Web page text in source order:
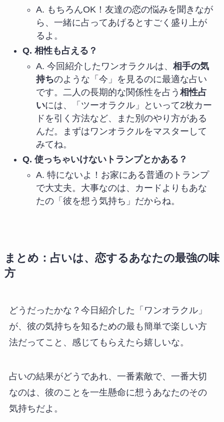
A. もちろんOK！友達の恋の悩みを聞きなが
ら、一緒に占ってあげるとすごく盛り上が
るよ。
Q. 相性も占える？
A. 今回紹介したワンオラクルは、 相手の気
持ちのような「今」を見るのに最適な占い
です。二人の長期的な関係性を占う 相性占
いには、「ツーオラクル」といって2枚カー
ドを引く方法など、また別のやり方がある
んだ。まずはワンオラクルをマスターして
みてね。
Q. 使っちゃいけないトランプとかある？
A. 特にないよ！お家にある普通のトランプ
で大丈夫。大事なのは、カードよりもあな
たの「彼を想う気持ち」だからね。
まとめ：占いは、恋するあなたの最強の味
方
どうだったかな？今日紹介した「ワンオラクル」
が、彼の気持ちを知るための最も簡単で楽しい方
法だってこと、感じてもらえたら嬉しいな。
占いの結果がどうであれ、一番素敵で、一番大切
なのは、彼のことを一生懸命に想うあなたのその
気持ちだよ。